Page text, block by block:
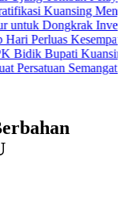
Menguat
Investasi
Kesempatan Kerja
Kuansing
Semangat